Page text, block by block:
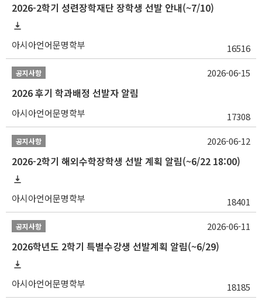
2026-2학기 성련장학재단 장학생 선발 안내(~7/10)
아시아언어문명학부 16516
공지사항
2026 후기 학과배정 선발자 알림
아시아언어문명학부 17308
2026-06-15
공지사항
2026-2학기 해외수학장학생 선발 계획 알림(~6/22 18:00)
아시아언어문명학부 18401
2026-06-12
공지사항
2026학년도 2학기 특별수강생 선발계획 알림(~6/29)
아시아언어문명학부 18185
2026-06-11